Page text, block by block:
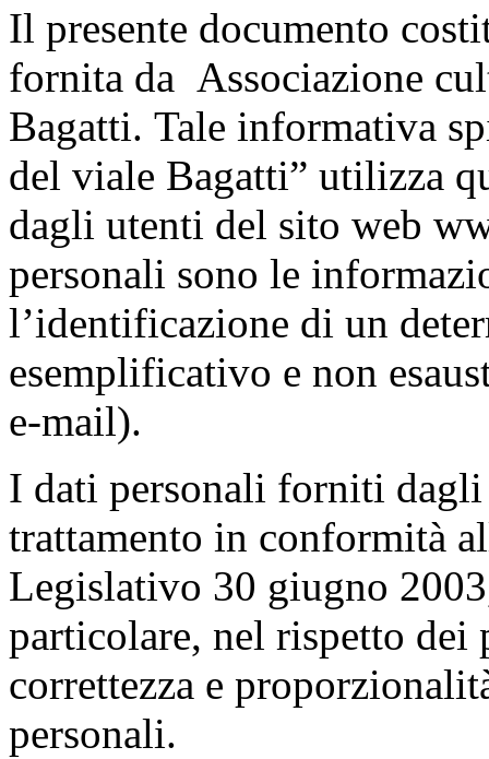
Il presente documento
fornita da Associazione
Bagatti. Tale informativa
del viale Bagatti” utilizza
dagli utenti del sito web
personali sono le
l’identificazione di un
esemplificativo e non
e-mail).
I dati personali forniti
trattamento in conformità
Legislativo 30 giugno
particolare, nel rispetto dei
correttezza e
personali.